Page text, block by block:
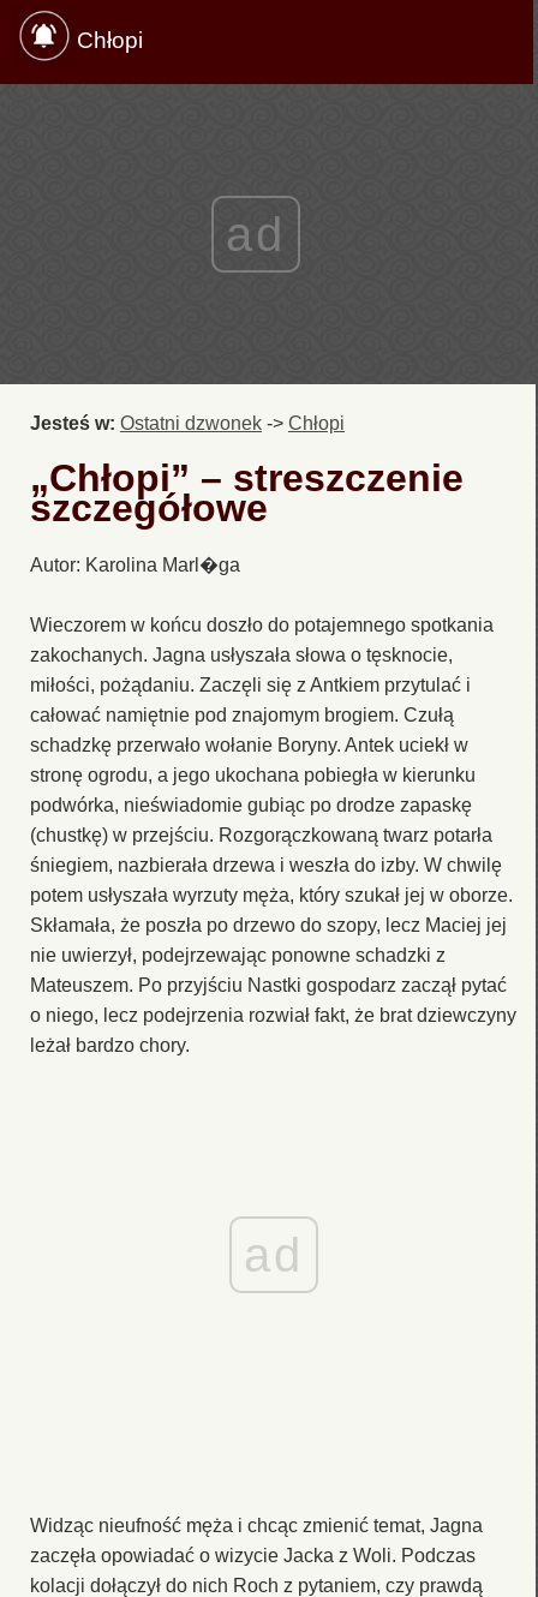
Chłopi
ad
Jesteś w: Ostatni dzwonek -> Chłopi
„Chłopi” – streszczenie
szczegółowe
Autor: Karolina Marl�ga
Wieczorem w końcu doszło do potajemnego spotkania
zakochanych. Jagna usłyszała słowa o tęsknocie,
miłości, pożądaniu. Zaczęli się z Antkiem przytulać i
całować namiętnie pod znajomym brogiem. Czułą
schadzkę przerwało wołanie Boryny. Antek uciekł w
stronę ogrodu, a jego ukochana pobiegła w kierunku
podwórka, nieświadomie gubiąc po drodze zapaskę
(chustkę) w przejściu. Rozgorączkowaną twarz potarła
śniegiem, nazbierała drzewa i weszła do izby. W chwilę
potem usłyszała wyrzuty męża, który szukał jej w oborze.
Skłamała, że poszła po drzewo do szopy, lecz Maciej jej
nie uwierzył, podejrzewając ponowne schadzki z
Mateuszem. Po przyjściu Nastki gospodarz zaczął pytać
o niego, lecz podejrzenia rozwiał fakt, że brat dziewczyny
leżał bardzo chory.
ad
Widząc nieufność męża i chcąc zmienić temat, Jagna
zaczęła opowiadać o wizycie Jacka z Woli. Podczas
kolacji dołączył do nich Roch z pytaniem, czy prawdą